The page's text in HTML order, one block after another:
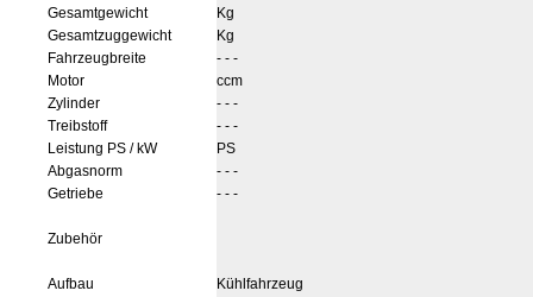
Gesamtgewicht
Kg
Gesamtzuggewicht
Kg
Fahrzeugbreite
- - -
Motor
ccm
Zylinder
- - -
Treibstoff
- - -
Leistung PS / kW
PS
Abgasnorm
- - -
Getriebe
- - -
Zubehör
Aufbau
Kühlfahrzeug